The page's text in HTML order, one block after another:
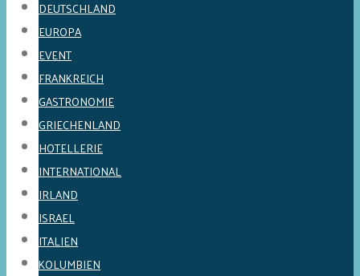
DEUTSCHLAND
EUROPA
EVENT
FRANKREICH
GASTRONOMIE
GRIECHENLAND
HOTELLERIE
INTERNATIONAL
IRLAND
ISRAEL
ITALIEN
KOLUMBIEN